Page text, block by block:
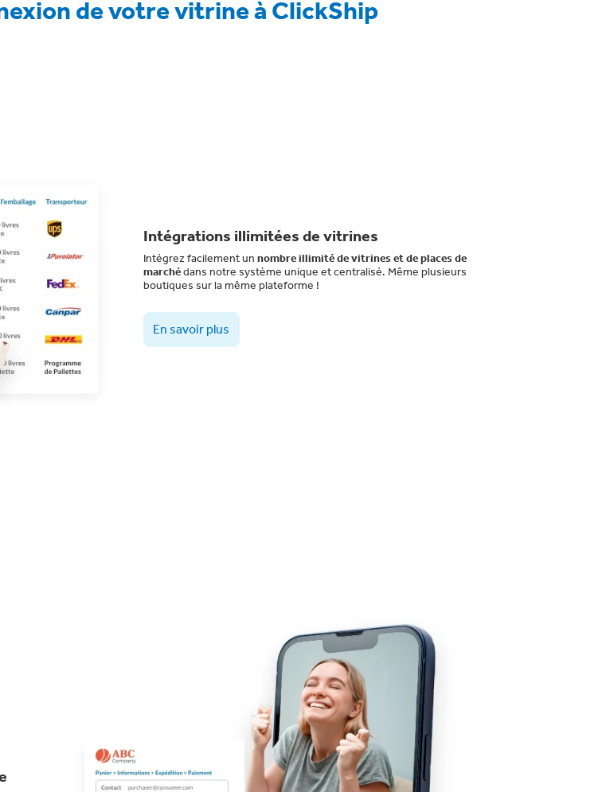
de votre vitrine à ClickShip
Intégrations illimitées de vitrines
Intégrez facilement un nombre illimité de vitrines et de places de
marchédans notre système unique et centralisé. Même plusieurs
boutiques sur la même plateforme !
En savoir plus